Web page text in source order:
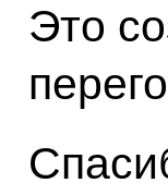
Это